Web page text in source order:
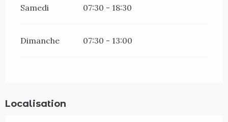
Samedi 07:30 - 18:30
Dimanche 07:30 - 13:00
Localisation